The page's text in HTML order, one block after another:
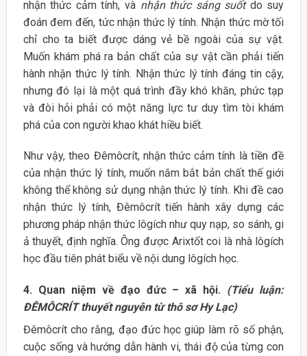
nhận thức cảm tính, vànhận thức sáng suốtdo suy
đoán đem đến, tức nhận thức lý tính. Nhận thức mờ tối
chỉ cho ta biết được dáng vẻ bề ngoài của sự vật.
Muốn khám phá ra bản chất của sự vật cần phải tiến
hành nhận thức lý tính. Nhận thức lý tính đáng tin cậy,
nhưng đó lại là một quá trình đầy khó khăn, phức tạp
và đòi hỏi phải có một năng lực tư duy tìm tòi khám
phá của con người khao khát hiều biết.
Như vậy, theo Đêmôcrít, nhận thức cảm tính là tiền đề
của nhận thức lý tính, muốn nắm bắt bản chất thế giới
không thể không sử dụng nhận thức lý tính. Khi đề cao
nhận thức lý tính, Đêmôcrít tiến hành xây dựng các
phương pháp nhận thức lôgích như quy nạp, so sánh, gi
ả thuyết, định nghĩa. Ông được Arixtốt coi là nhà lôgích
học đầu tiên phát biểu về nội dung lôgích học.
4. Quan niệm về đạo đức – xã hội. (Tiểu luận:
ĐÊMÔCRÍT thuyết nguyên từ thô sơ Hy Lạc)
Đêmôcrít cho rằng, đạo đức học giúp làm rõ số phận,
cuộc sống và hướng dẫn hành vi, thái độ của từng con